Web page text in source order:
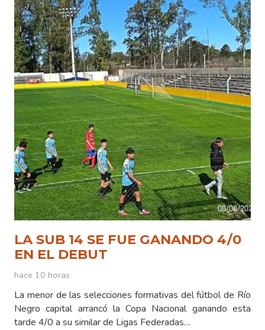
LA SUB 14 SE FUE GANANDO 4/0
EN EL DEBUT
hace 10 horas
La menor de las selecciones formativas del fútbol de Río
Negro capital arrancó la Copa Nacional ganando esta
tarde 4/0 a su similar de Ligas Federadas…